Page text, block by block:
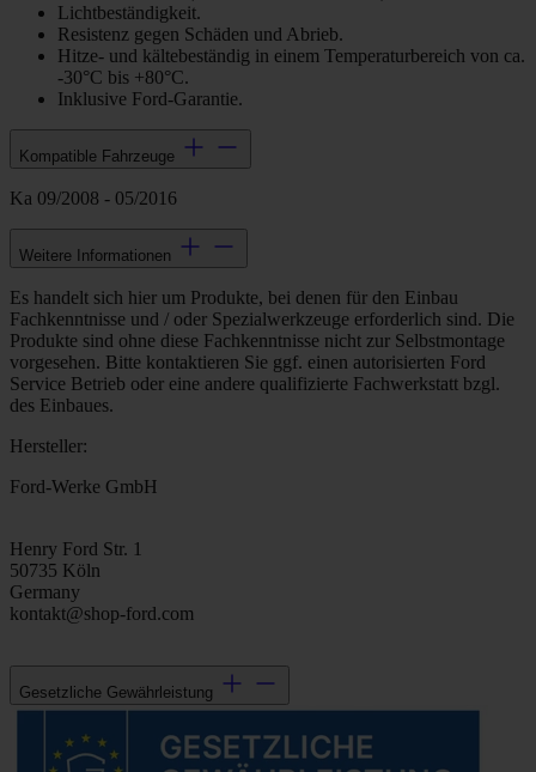
Lichtbeständigkeit.
Resistenz gegen Schäden und Abrieb.
Hitze- und kältebeständig in einem Temperaturbereich von ca.
-30°C bis +80°C.
Inklusive Ford-Garantie.
Kompatible Fahrzeuge
Ka 09/2008 - 05/2016
Weitere Informationen
Es handelt sich hier um Produkte, bei denen für den Einbau
Fachkenntnisse und / oder Spezialwerkzeuge erforderlich sind. Die
Produkte sind ohne diese Fachkenntnisse nicht zur Selbstmontage
vorgesehen. Bitte kontaktieren Sie ggf. einen autorisierten Ford
Service Betrieb oder eine andere qualifizierte Fachwerkstatt bzgl.
des Einbaues.
Hersteller:
Ford-Werke GmbH
Henry Ford Str. 1
50735 Köln
Germany
kontakt@shop-ford.com
Gesetzliche Gewährleistung